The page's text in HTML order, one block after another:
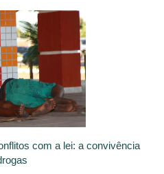
com a lei: a convivência